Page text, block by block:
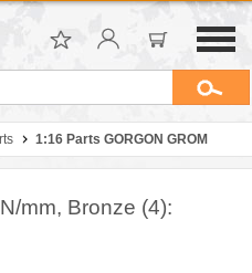
1:16 Parts GORGON GROM
mm, Bronze (4):